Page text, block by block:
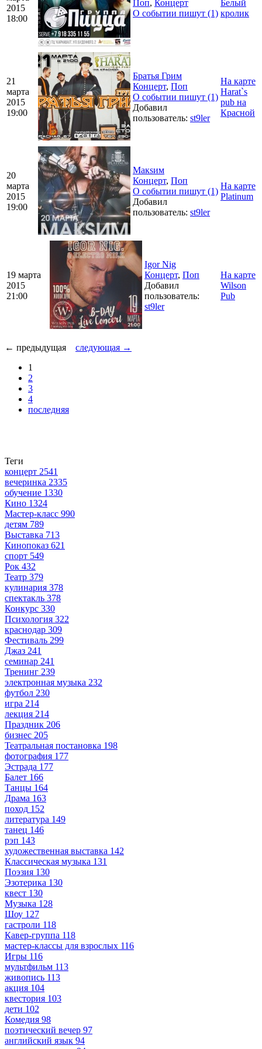
2015
18:00
Поп, Концерт
О событии пишут (1)
Белый
кролик
21
марта
2015
19:00
Братья Грим
Концерт, Поп
О событии пишут (1)
Добавил
пользователь: st9ler
На карте
Harat`s
pub на
Красной
20
марта
2015
19:00
Макsим
Концерт, Поп
О событии пишут (1)
Добавил
пользователь: st9ler
На карте
Platinum
19 марта
2015
21:00
Igor Nig
Концерт, Поп
Добавил
пользователь:
st9ler
На карте
Wilson
Pub
← предыдущая следующая →
1
2
3
4
последняя
Теги
концерт 2541
вечеринка 2335
обучение 1330
Кино 1324
Мастер-класс 990
детям 789
Выставка 713
Кинопоказ 621
спорт 549
Рок 432
Театр 379
кулинария 378
спектакль 378
Конкурс 330
Психология 322
краснодар 309
Фестиваль 299
Джаз 241
семинар 241
Тренинг 239
электронная музыка 232
футбол 230
игра 214
лекция 214
Праздник 206
бизнес 205
Театральная постановка 198
фотография 177
Эстрада 177
Балет 166
Танцы 164
Драма 163
поход 152
литература 149
танец 146
рэп 143
художественная выставка 142
Классическая музыка 131
Поэзия 130
Эзотерика 130
квест 130
Музыка 128
Шоу 127
гастроли 118
Кавер-группа 118
мастер-классы для взрослых 116
Игры 116
мультфильм 113
живопись 113
акция 104
квестория 103
дети 102
Комедия 98
поэтический вечер 97
английский язык 94